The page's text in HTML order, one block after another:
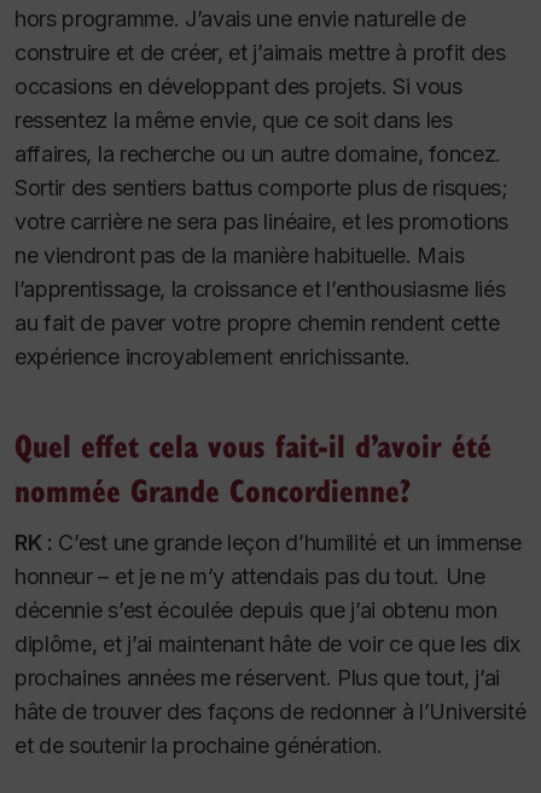
hors programme. J’avais une envie naturelle de
construire et de créer, et j’aimais mettre à profit des
occasions en développant des projets. Si vous
ressentez la même envie, que ce soit dans les
affaires, la recherche ou un autre domaine, foncez.
Sortir des sentiers battus comporte plus de risques;
votre carrière ne sera pas linéaire, et les promotions
ne viendront pas de la manière habituelle. Mais
l’apprentissage, la croissance et l’enthousiasme liés
au fait de paver votre propre chemin rendent cette
expérience incroyablement enrichissante.
Quel effet cela vous fait-il d’avoir été
nommée Grande Concordienne?
RK : C’est une grande leçon d’humilité et un immense
honneur – et je ne m’y attendais pas du tout. Une
décennie s’est écoulée depuis que j’ai obtenu mon
diplôme, et j’ai maintenant hâte de voir ce que les dix
prochaines années me réservent. Plus que tout, j’ai
hâte de trouver des façons de redonner à l’Université
et de soutenir la prochaine génération.